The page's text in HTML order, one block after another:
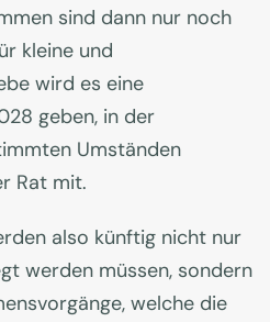
sind dann nur noch
kleine und
wird es eine
geben, in der
Umständen
Rat mit.
also künftig nicht nur
werden müssen, sondern
welche die